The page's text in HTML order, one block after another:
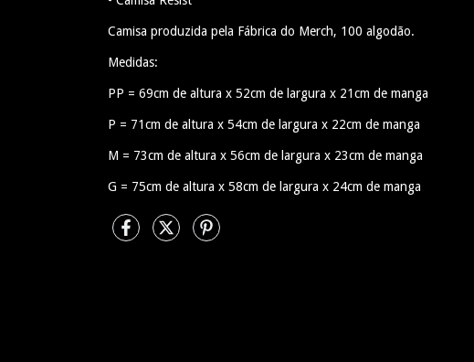
Camisa produzida pela Fábrica do Merch, 100 algodão.
Medidas:
PP = 69cm de altura x 52cm de largura x 21cm de manga
P = 71cm de altura x 54cm de largura x 22cm de manga
M = 73cm de altura x 56cm de largura x 23cm de manga
G = 75cm de altura x 58cm de largura x 24cm de manga